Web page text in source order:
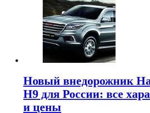
Новый внедорожник
H9 для России: все
и цены